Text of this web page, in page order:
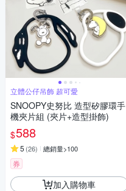
立體公仔吊飾 超可愛
SNOOPY史努比 造型矽膠環手
機夾片組 (夾片+造型掛飾)
$588
5 (26) 總銷量>100
券
加入購物車